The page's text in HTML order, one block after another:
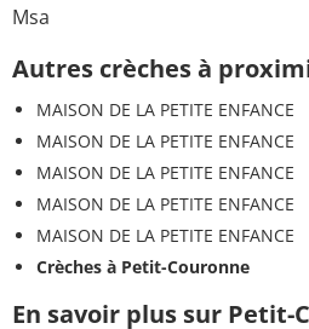
Msa
Autres crèches à
MAISON DE LA PETITE ENFANCE
MAISON DE LA PETITE ENFANCE
MAISON DE LA PETITE ENFANCE
MAISON DE LA PETITE ENFANCE
MAISON DE LA PETITE ENFANCE
Crèches à Petit-Couronne
En savoir plus sur Petit-